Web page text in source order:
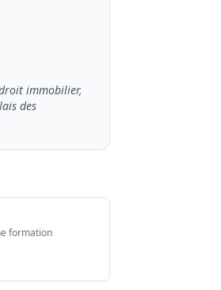
immobilier,
des
formation